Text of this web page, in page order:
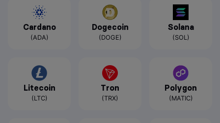
Cardano
(ADA)
Dogecoin
(DOGE)
Solana
(SOL)
Litecoin
(LTC)
Tron
(TRX)
Polygon
(MATIC)